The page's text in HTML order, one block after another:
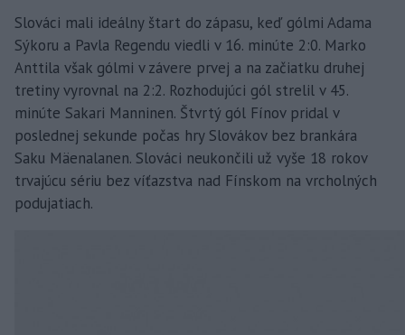
Slováci mali ideálny štart do zápasu, keď gólmi Adama
Sýkoru a Pavla Regendu viedli v 16. minúte 2:0. Marko
Anttila však gólmi v závere prvej a na začiatku druhej
tretiny vyrovnal na 2:2. Rozhodujúci gól strelil v 45.
minúte Sakari Manninen. Štvrtý gól Fínov pridal v
poslednej sekunde počas hry Slovákov bez brankára
Saku Mäenalanen. Slováci neukončili už vyše 18 rokov
trvajúcu sériu bez víťazstva nad Fínskom na vrcholných
podujatiach.